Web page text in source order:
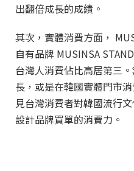
出翻倍成長的成績。
其次，實體消費方面，
自有品牌 MUSINSA
台灣人消費佔比高居第三
長，或是在韓國實體門市
見台灣消費者對韓國流行
設計品牌買單的消費力。